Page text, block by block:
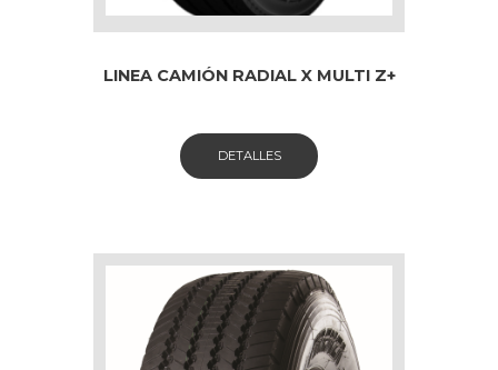
LINEA CAMIÓN RADIAL X MULTI Z+
DETALLES